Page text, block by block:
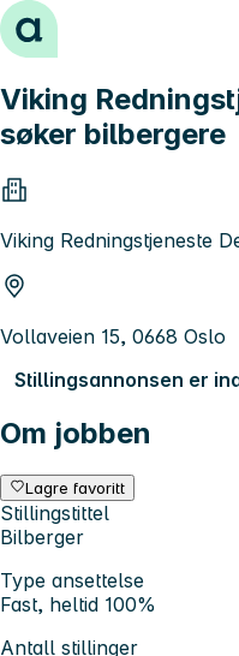
Hopp til innhold
Viking
søker bilbergere
Viking Redningstjeneste
Vollaveien 15, 0668 Oslo
Stillingsannonsen er
Om jobben
Lagre favoritt
Stillingstittel
Bilberger
Type ansettelse
Fast, heltid 100%
Antall stillinger